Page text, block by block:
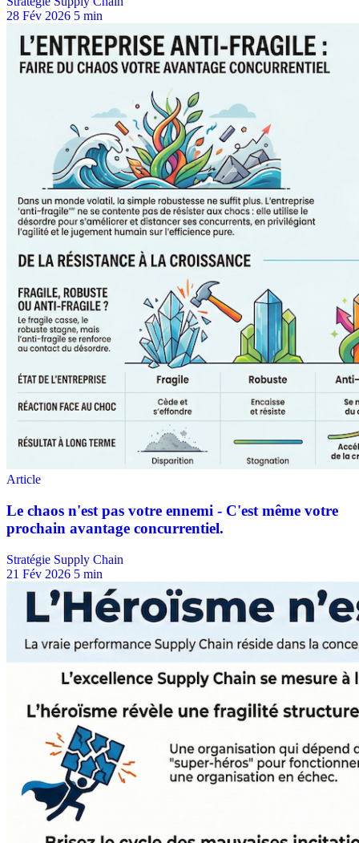
28 Fév 2026 5 min
Stratégie Supply Chain
21 Fév 2026 5 min